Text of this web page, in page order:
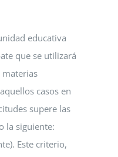
educativa
que se utilizará
casos en
supere las
la siguiente:
Este criterio,